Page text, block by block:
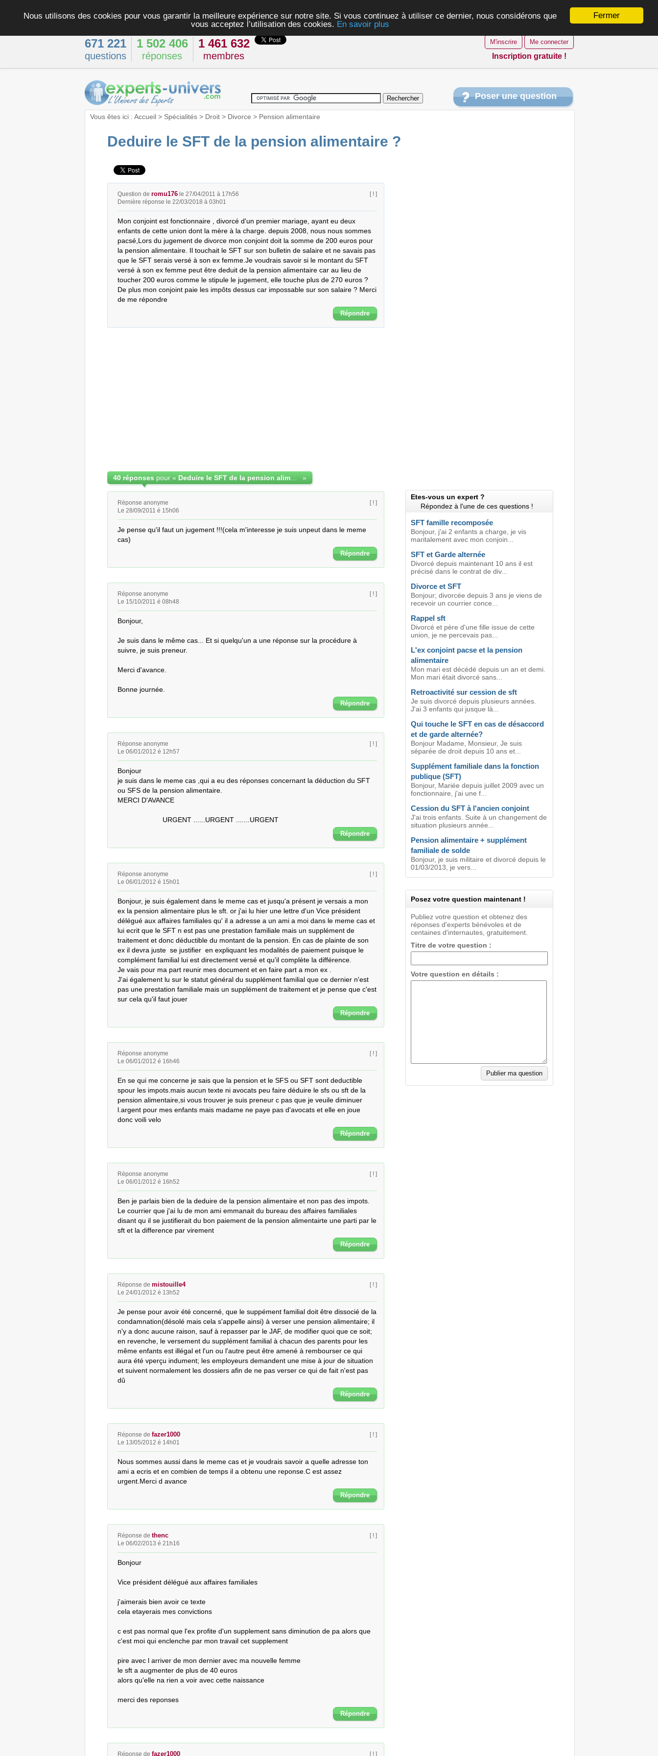
Fermer
Nous utilisons des cookies pour vous garantir la meilleure expérience sur notre site. Si vous continuez à utiliser ce dernier, nous considérons que
vous acceptez l’utilisation des cookies. En savoir plus
671 221
questions
1 502 406
réponses
1 461 632
membres
M'inscrire Me connecter
Inscription gratuite !
Poser une question
Vous êtes ici : Accueil> Spécialités> Droit> Divorce > Pension alimentaire
Deduire le SFT de la pension alimentaire ?
Question de romu176le 27/04/2011 à 17h56
Dernière réponse le 22/03/2018 à 03h01
[ ! ]
Mon conjoint est fonctionnaire , divorcé d'un premier mariage, ayant eu deux
enfants de cette union dont la mère à la charge. depuis 2008, nous nous sommes
pacsé,Lors du jugement de divorce mon conjoint doit la somme de 200 euros pour
la pension alimentaire. Il touchait le SFT sur son bulletin de salaire et ne savais pas
que le SFT serais versé à son ex femme.Je voudrais savoir si le montant du SFT
versé à son ex femme peut être deduit de la pension alimentaire car au lieu de
toucher 200 euros comme le stipule le jugement, elle touche plus de 270 euros ?
De plus mon conjoint paie les impôts dessus car impossable sur son salaire ? Merci
de me répondre
Répondre
40 réponses pour « Deduire le SFT de la pension alimentaire ? »
Réponse anonyme
Le 28/09/2011 é 15h06
[ ! ]
Je pense qu'il faut un jugement !!!(cela m'interesse je suis unpeut dans le meme
cas)
Répondre
Réponse anonyme
Le 15/10/2011 é 08h48
[ ! ]
Bonjour,
Je suis dans le même cas... Et si quelqu'un a une réponse sur la procédure à
suivre, je suis preneur.
Merci d'avance.
Bonne journée.
Répondre
Réponse anonyme
Le 06/01/2012 é 12h57
[ ! ]
Bonjour
je suis dans le meme cas ,qui a eu des réponses concernant la déduction du SFT
ou SFS de la pension alimentaire.
MERCI D'AVANCE
                       URGENT ......URGENT .......URGENT
Répondre
Réponse anonyme
Le 06/01/2012 é 15h01
[ ! ]
Bonjour, je suis également dans le meme cas et jusqu'a présent je versais a mon
ex la pension alimentaire plus le sft. or j'ai lu hier une lettre d'un Vice président
délégué aux affaires familiales qu' il a adresse a un ami a moi dans le meme cas et
lui ecrit que le SFT n est pas une prestation familiale mais un supplément de
traitement et donc déductible du montant de la pension. En cas de plainte de son
ex il devra juste  se justifier  en expliquant les modalités de paiement puisque le
complément familial lui est directement versé et qu'il complète la différence.
Je vais pour ma part reunir mes document et en faire part a mon ex .
J'ai également lu sur le statut général du supplément familial que ce dernier n'est
pas une prestation familiale mais un supplément de traitement et je pense que c'est
sur cela qu'il faut jouer
Répondre
Réponse anonyme
Le 06/01/2012 é 16h46
[ ! ]
En se qui me concerne je sais que la pension et le SFS ou SFT sont deductible
spour les impots.mais aucun texte ni avocats peu faire déduire le sfs ou sft de la
pension alimentaire,si vous trouver je suis preneur c pas que je veuile diminuer
l.argent pour mes enfants mais madame ne paye pas d'avocats et elle en joue
donc voili velo
Répondre
Réponse anonyme
Le 06/01/2012 é 16h52
[ ! ]
Ben je parlais bien de la deduire de la pension alimentaire et non pas des impots.
Le courrier que j'ai lu de mon ami emmanait du bureau des affaires familiales
disant qu il se justifierait du bon paiement de la pension alimentairte une parti par le
sft et la difference par virement
Répondre
Réponse de mistouille4
Le 24/01/2012 é 13h52
[ ! ]
Je pense pour avoir été concerné, que le suppément familial doit être dissocié de la
condamnation(désolé mais cela s'appelle ainsi) à verser une pension alimentaire; il
n'y a donc aucune raison, sauf à repasser par le JAF, de modifier quoi que ce soit;
en revenche, le versement du supplément familial à chacun des parents pour les
même enfants est illégal et l'un ou l'autre peut être amené à rembourser ce qui
aura été vperçu indument; les employeurs demandent une mise à jour de situation
et suivent normalement les dossiers afin de ne pas verser ce qui de fait n'est pas
dû
Répondre
Réponse de fazer1000
Le 13/05/2012 é 14h01
[ ! ]
Nous sommes aussi dans le meme cas et je voudrais savoir a quelle adresse ton
ami a ecris et en combien de temps il a obtenu une reponse.C est assez
urgent.Merci d avance
Répondre
Réponse de thenc
Le 06/02/2013 é 21h16
[ ! ]
Bonjour
Vice président délégué aux affaires familiales
j'aimerais bien avoir ce texte
cela etayerais mes convictions
c est pas normal que l'ex profite d'un supplement sans diminution de pa alors que
c'est moi qui enclenche par mon travail cet supplement
pire avec l arriver de mon dernier avec ma nouvelle femme
le sft a augmenter de plus de 40 euros
alors qu'elle na rien a voir avec cette naissance
merci des reponses
Répondre
Réponse de fazer1000 [ ! ]
Etes-vous un expert ?
Répondez à l'une de ces questions !
SFT famille recomposée
Bonjour, j'ai 2 enfants a charge, je vis
maritalement avec mon conjoin...
SFT et Garde alternée
Divorcé depuis maintenant 10 ans il est
précisé dans le contrat de div...
Divorce et SFT
Bonjour; divorcée depuis 3 ans je viens de
recevoir un courrier conce...
Rappel sft
Divorcé et père d'une fille issue de cette
union, je ne percevais pas...
L'ex conjoint pacse et la pension
alimentaire
Mon mari est décédé depuis un an et demi.
Mon mari était divorcé sans...
Retroactivité sur cession de sft
Je suis divorcé depuis plusieurs années.
J'ai 3 enfants qui jusque là...
Qui touche le SFT en cas de désaccord
et de garde alternée?
Bonjour Madame, Monsieur, Je suis
séparée de droit depuis 10 ans et...
Supplément familiale dans la fonction
publique (SFT)
Bonjour, Mariée depuis juillet 2009 avec un
fonctionnaire, j'ai une f...
Cession du SFT à l'ancien conjoint
J'ai trois enfants. Suite à un changement de
situation plusieurs année...
Pension alimentaire + supplément
familiale de solde
Bonjour, je suis militaire et divorcé depuis le
01/03/2013, je vers...
Posez votre question maintenant !
Publiez votre question et obtenez des
réponses d'experts bénévoles et de
centaines d'internautes, gratuitement.
Titre de votre question :
Votre question en détails :